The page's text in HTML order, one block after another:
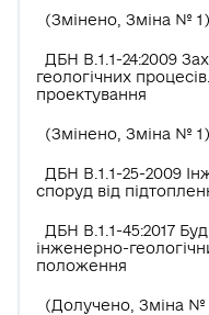
(Змінено, Зміна № 1)
ДБН В.1.1-24:2009
геологічних
проектування
(Змінено, Зміна № 1)
ДБН В.1.1-25-2009
споруд від
ДБН В.1.1-45:2017
інженерно-
положення
(Долучено, Зміна №